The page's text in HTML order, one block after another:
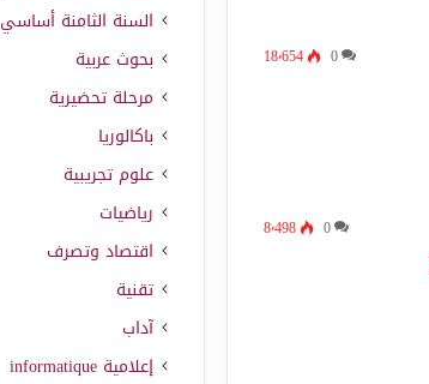
0 18٬654
0 8٬498
السنة الثامنة أساسي
بحوث عربية
مرحلة تحضيرية
باكالوريا
علوم تجريبية
رياضيات
اقتصاد وتصرف
تقنية
آداب
إعلامية informatique